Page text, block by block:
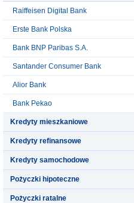
Raiffeisen Digital Bank
Erste Bank Polska
Bank BNP Paribas S.A.
Santander Consumer Bank
Alior Bank
Bank Pekao
Kredyty mieszkaniowe
Kredyty refinansowe
Kredyty samochodowe
Pożyczki hipoteczne
Pożyczki ratalne